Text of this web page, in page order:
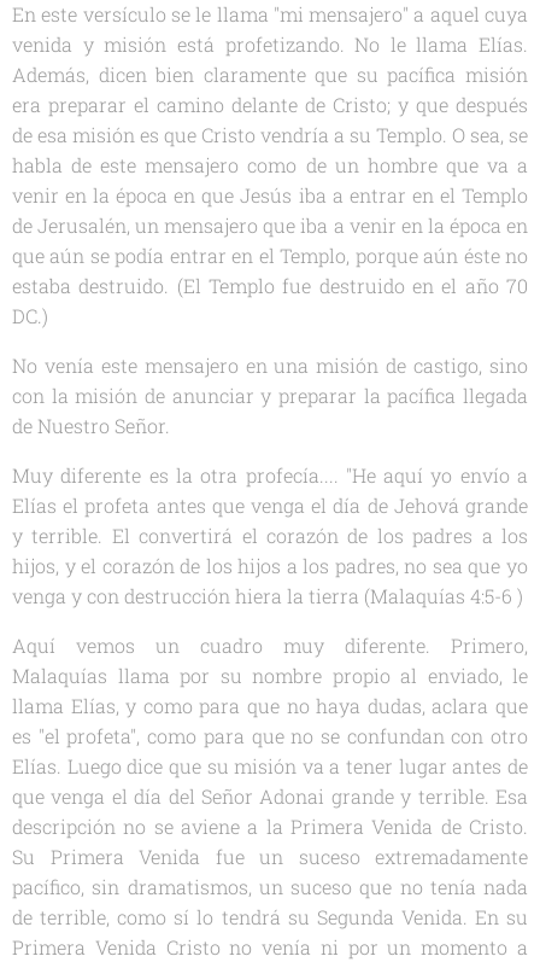
En este versículo se le llama "mi mensajero" a aquel cuya
venida y misión está profetizando. No le llama Elías.
Además, dicen bien claramente que su pacífica misión
era preparar el camino delante de Cristo; y que después
de esa misión es que Cristo vendría a su Templo. O sea, se
habla de este mensajero como de un hombre que va a
venir en la época en que Jesús iba a entrar en el Templo
de Jerusalén, un mensajero que iba a venir en la época en
que aún se podía entrar en el Templo, porque aún éste no
estaba destruido. (El Templo fue destruido en el año 70
DC.)
No venía este mensajero en una misión de castigo, sino
con la misión de anunciar y preparar la pacífica llegada
de Nuestro Señor.
Muy diferente es la otra profecía.... "He aquí yo envío a
Elías el profeta antes que venga el día de Jehová grande
y terrible. El convertirá el corazón de los padres a los
hijos, y el corazón de los hijos a los padres, no sea que yo
venga y con destrucción hiera la tierra (Malaquías 4:5-6 )
Aquí vemos un cuadro muy diferente. Primero,
Malaquías llama por su nombre propio al enviado, le
llama Elías, y como para que no haya dudas, aclara que
es "el profeta", como para que no se confundan con otro
Elías. Luego dice que su misión va a tener lugar antes de
que venga el día del Señor Adonai grande y terrible. Esa
descripción no se aviene a la Primera Venida de Cristo.
Su Primera Venida fue un suceso extremadamente
pacífico, sin dramatismos, un suceso que no tenía nada
de terrible, como sí lo tendrá su Segunda Venida. En su
Primera Venida Cristo no venía ni por un momento a